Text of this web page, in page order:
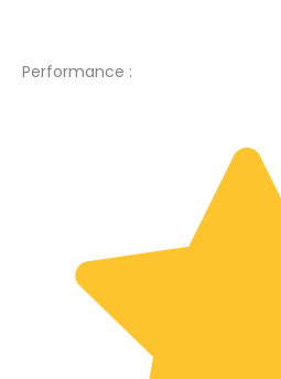
Performance :